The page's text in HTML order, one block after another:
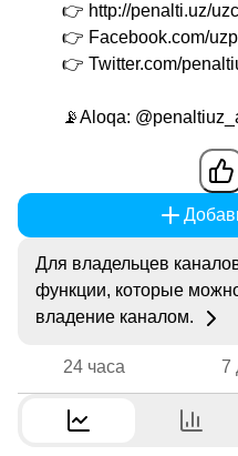
👉 http://penalti.uz/uzc
👉 Facebook.com/
👉 Twitter.com/
📡Aloqa:
Для владельцев
функции, которые
владение каналом.
24 часа 7